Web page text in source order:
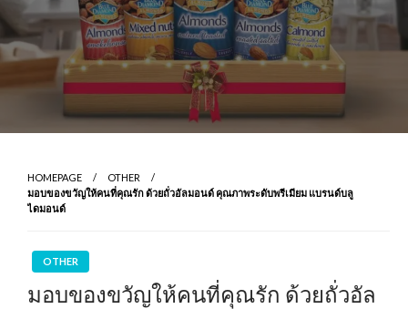
HOMEPAGE
OTHER
มอบของขวัญให้คนที่คุณรัก ด้วยถั่วอัลมอนด์ คุณภาพระดับพรีเมียม แบรนด์บลู
ไดมอนด์
OTHER
มอบของขวัญให้คนที่คุณรัก ด้วยถั่วอัล